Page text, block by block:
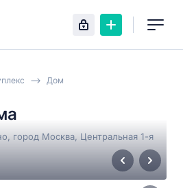
Дом
город Москва, Центральная 1-я